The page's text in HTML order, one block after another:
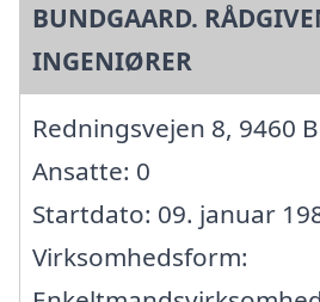
BUNDGAARD.
INGENIØRER
Redningsvejen 8, 9460
Ansatte: 0
Startdato: 09. januar
Virksomhedsform: